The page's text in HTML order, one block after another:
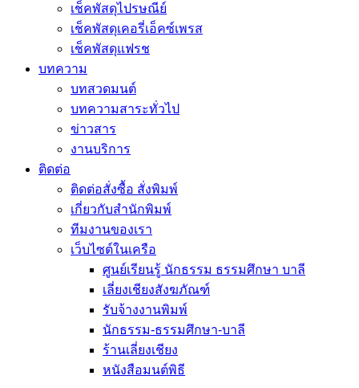
เช็คพัสดุไปรษณีย์
เช็คพัสดุเคอรี่เอ็คซ์เพรส
เช็คพัสดุแฟรช
บทความ
บทสวดมนต์
บทความสาระทั่วไป
ข่าวสาร
งานบริการ
ติดต่อ
ติดต่อสั่งซื้อ สั่งพิมพ์
เกี่ยวกับสำนักพิมพ์
ทีมงานของเรา
เว็บไซต์ในเครือ
ศูนย์เรียนรู้ นักธรรม ธรรมศึกษา บาลี
เลี่ยงเชียงสังฆภัณฑ์
รับจ้างงานพิมพ์
นักธรรม-ธรรมศึกษา-บาลี
ร้านเลี่ยงเชียง
หนังสือมนต์พิธี